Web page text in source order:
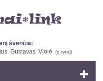
švenčia:
Gustavas Violė (o rytoj)